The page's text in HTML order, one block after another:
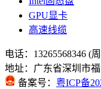
GPU显卡
高速线缆
电话：13265568346 (
地址：广东省深圳市
备案号： 粤ICP备